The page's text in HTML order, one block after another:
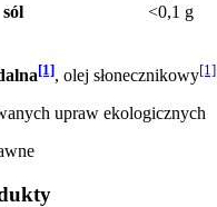
sól
<0,1 g
[1], olej słonecznikowy[1]
upraw ekologicznych